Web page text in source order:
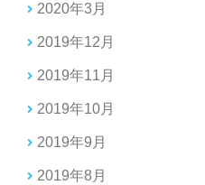
2020年3月
2019年12月
2019年11月
2019年10月
2019年9月
2019年8月